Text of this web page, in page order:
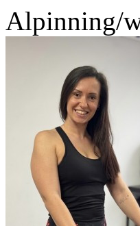
Alpinning/